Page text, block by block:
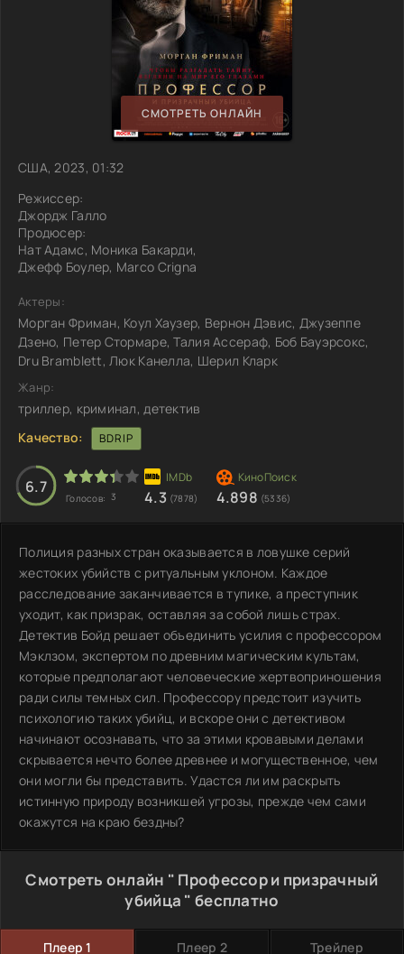
СМОТРЕТЬ ОНЛАЙН
США, 2023, 01:32
Режиссер:
Джордж Галло
Продюсер:
Нат Адамс, Моника Бакарди,
Джефф Боулер, Marco Crigna
Актеры:
Морган Фриман, Коул Хаузер, Вернон Дэвис, Джузеппе
Дзено, Петер Стормаре, Талия Ассераф, Боб Бауэрсокс,
Dru Bramblett, Люк Канелла, Шерил Кларк
Жанр:
триллер, криминал, детектив
Качество:
BDRIP
6.7
Голосов: 3 4.3 (7878) 4.898 (5336)
Полиция разных стран оказывается в ловушке серий
жестоких убийств с ритуальным уклоном. Каждое
расследование заканчивается в тупике, а преступник
уходит, как призрак, оставляя за собой лишь страх.
Детектив Бойд решает объединить усилия с профессором
Мэклзом, экспертом по древним магическим культам,
которые предполагают человеческие жертвоприношения
ради силы темных сил. Профессору предстоит изучить
психологию таких убийц, и вскоре они с детективом
начинают осознавать, что за этими кровавыми делами
скрывается нечто более древнее и могущественное, чем
они могли бы представить. Удастся ли им раскрыть
истинную природу возникшей угрозы, прежде чем сами
окажутся на краю бездны?
Смотреть онлайн " Профессор и призрачный
убийца " бесплатно
Плеер 1 Плеер 2 Трейлер